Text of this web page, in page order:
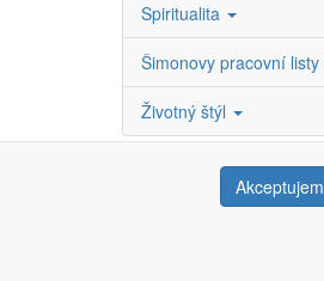
Spiritualita
Šimonovy pracovní listy
Životný štýl
Akceptujem